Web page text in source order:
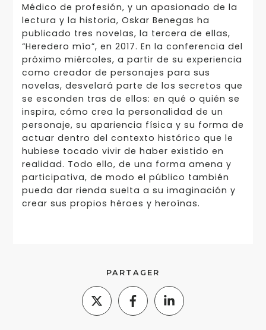
Médico de profesión, y un apasionado de la
lectura y la historia, Oskar Benegas ha
publicado tres novelas, la tercera de ellas,
“Heredero mío”, en 2017. En la conferencia del
próximo miércoles, a partir de su experiencia
como creador de personajes para sus
novelas, desvelará parte de los secretos que
se esconden tras de ellos: en qué o quién se
inspira, cómo crea la personalidad de un
personaje, su apariencia física y su forma de
actuar dentro del contexto histórico que le
hubiese tocado vivir de haber existido en
realidad. Todo ello, de una forma amena y
participativa, de modo el público también
pueda dar rienda suelta a su imaginación y
crear sus propios héroes y heroínas.
PARTAGER